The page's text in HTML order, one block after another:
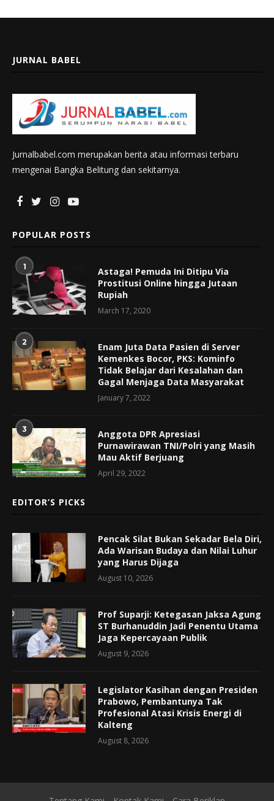
JURNAL BABEL
Jurnalbabel.com merupakan berita atau informasi terbaru
mengenai Bangka Belitung dan sekitarnya.
POPULAR POSTS
1
Astaga! Pemuda Ini Ditipu Via
Prostitusi Online hingga Jutaan
Rupiah
March 17, 2020
2
Enam Juta Data Pasien di Server
Kemenkes Bocor, PKS: Kominfo
Tidak Belajar dari Kesalahan dan
Gagal Menjaga Data Masyarakat
January 7, 2022
3
Anggota DPR Apresiasi
Purnawirawan TNI/Polri yang Masih
Mau Aktif Berjuang
April 29, 2022
EDITOR’S PICKS
Pencak Silat Bukan Sekadar Bela Diri,
Ada Warisan Budaya dan Nilai Luhur
yang Harus Dijaga
August 10, 2026
Prof Suparji: Ketegasan Jaksa Agung
ST Burhanuddin Jadi Penentu Utama
Jaga Kepercayaan Publik
August 9, 2026
Legislator Kasihan dengan Presiden
Prabowo, Pembantunya Tak
Profesional Atasi Krisis Energi di
Kalteng
August 8, 2026